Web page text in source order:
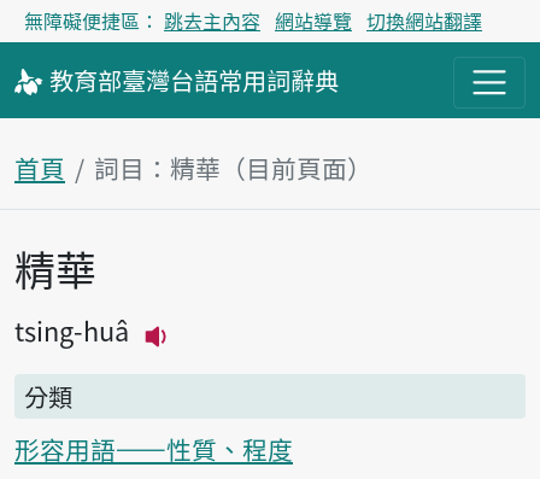
無障礙便捷區： 跳去主內容 網站導覽 切換網站翻譯
教育部臺灣台語常用詞辭典
首頁 詞目：精華（目前頁面）
主內容區塊
精華
tsing-huâ
分類
形容用語——性質、程度